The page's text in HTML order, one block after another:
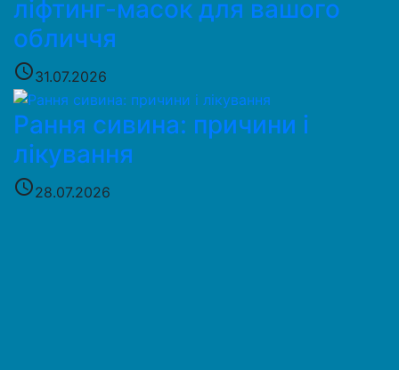
ліфтинг-масок для вашого
обличчя
access_time31.07.2026
Рання сивина: причини і
лікування
access_time28.07.2026